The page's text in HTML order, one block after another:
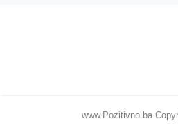
www.Pozitivno.ba